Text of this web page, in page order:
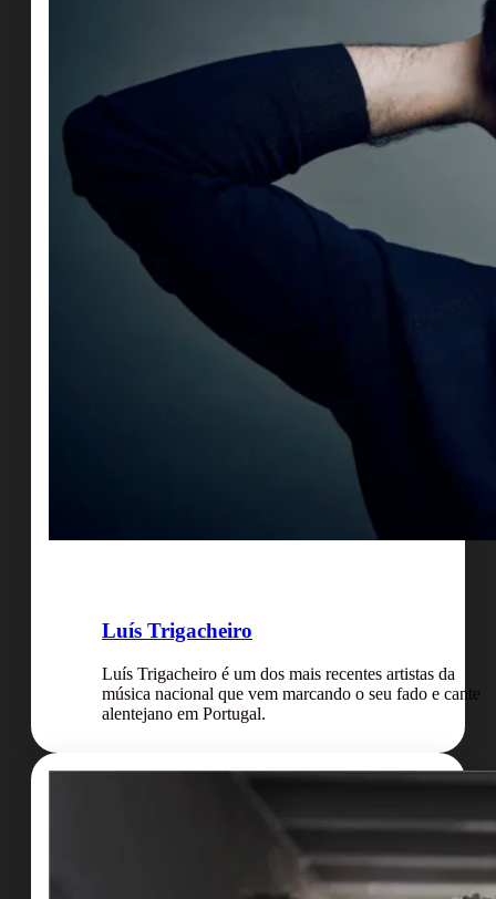
Luís Trigacheiro
Luís Trigacheiro é um dos mais recentes artistas da
música nacional que vem marcando o seu fado e cante
alentejano em Portugal.